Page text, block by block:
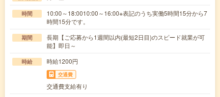
時間
10:00～18:0010:00～16:00※表記のうち実働5時間15分から7
時間15分です。
期間
長期【ご応募から1週間以内(最短2日目)のスピード就業が可
能】即日～
時給 時給1200円
交通費
交通費支給有り